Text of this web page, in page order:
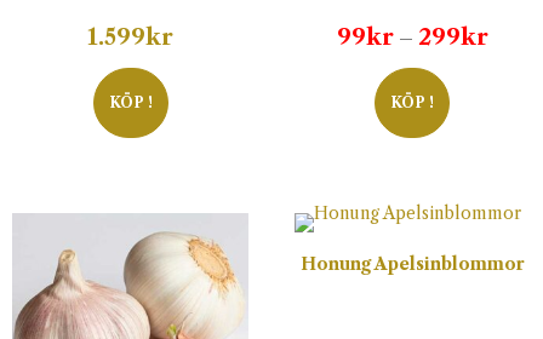
1.599kr
KÖP !
99kr – 299kr
KÖP !
Honung Apelsinblommor